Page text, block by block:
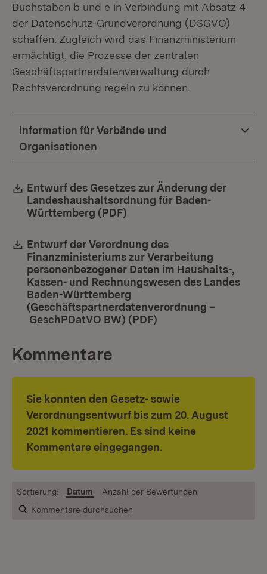
Buchstaben b und e in Verbindung mit Absatz 4
der Datenschutz-Grundverordnung (DSGVO)
schaffen. Zugleich wird das Finanzministerium
ermächtigt, die Prozesse der zentralen
Geschäftspartnerdatenverwaltung durch
Rechtsverordnung regeln zu können.
Information für Verbände und
Organisationen
Download:
Entwurf des Gesetzes zur Änderung der
Landeshaushaltsordnung für Baden-
Württemberg (PDF)
Download:
Entwurf der Verordnung des
Finanzministeriums zur Verarbeitung
personenbezogener Daten im Haushalts-,
Kassen- und Rechnungswesen des Landes
Baden-Württemberg
(Geschäftspartnerdatenverordnung –
GeschPDatVO BW) (PDF)
Kommentare
Sie konnten den Gesetz- sowie
Verordnungsentwurf bis zum 20. August
2021 kommentieren. Es sind keine
Kommentare eingegangen.
Kommentare durchsuchen
Sortierung: Datum Anzahl der Bewertungen